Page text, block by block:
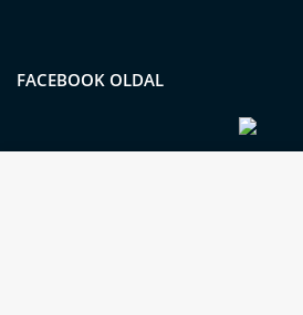
FACEBOOK OLDAL